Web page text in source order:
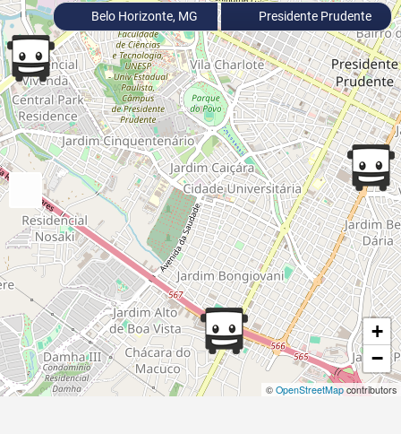
+
−
© OpenStreetMapcontributors
Belo Horizonte, MG Presidente Prudente